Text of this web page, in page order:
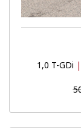
1,0 T-GDi |